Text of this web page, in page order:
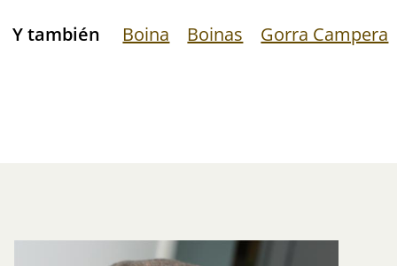
Y también Boina Boinas Gorra Campera